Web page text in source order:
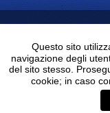
Questo sito
navigazione degli
del sito stesso.
cookie; in caso